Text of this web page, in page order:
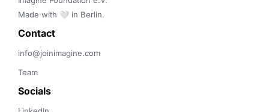
Made with 🤍 in Berlin.
Contact
info@joinimagine.com
Team
Socials